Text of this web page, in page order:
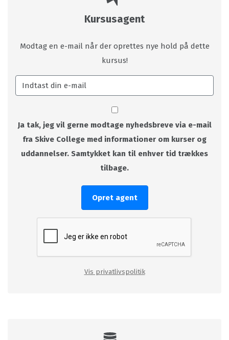
Kursusagent
Modtag en e-mail når der oprettes nye hold på dette
kursus!
Ja tak, jeg vil gerne modtage nyhedsbreve via e-mail
fra Skive College med informationer om kurser og
uddannelser. Samtykket kan til enhver tid trækkes
tilbage.
Opret agent
Vis privatlivspolitik